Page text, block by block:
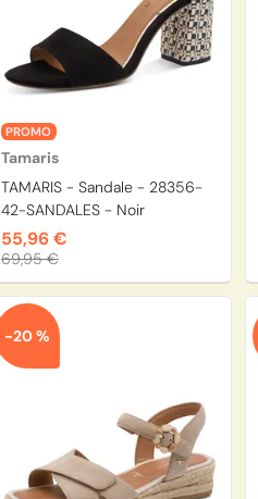
PROMO
Tamaris
TAMARIS - Sandale - 28356-
42-SANDALES - Noir
55,96 €
69,95 €
-20 %